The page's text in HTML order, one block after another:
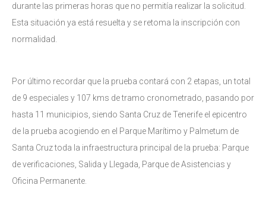
durante las primeras horas que no permitía realizar la solicitud.
Esta situación ya está resuelta y se retoma la inscripción con
normalidad.
Por último recordar que la prueba contará con 2 etapas, un total
de 9 especiales y 107 kms de tramo cronometrado, pasando por
hasta 11 municipios, siendo Santa Cruz de Tenerife el epicentro
de la prueba acogiendo en el Parque Marítimo y Palmetum de
Santa Cruz toda la infraestructura principal de la prueba: Parque
de verificaciones, Salida y Llegada, Parque de Asistencias y
Oficina Permanente.